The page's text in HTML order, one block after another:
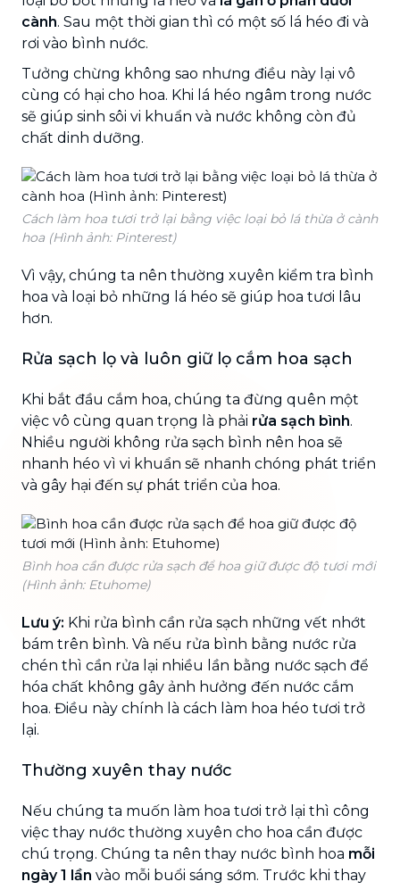
cành. Sau một thời gian thì có một số lá héo đi và
rơi vào bình nước.
Tưởng chừng không sao nhưng điều này lại vô
cùng có hại cho hoa. Khi lá héo ngâm trong nước
sẽ giúp sinh sôi vi khuẩn và nước không còn đủ
chất dinh dưỡng.
Cách làm hoa tươi trở lại bằng việc loại bỏ lá thừa ở cành
hoa (Hình ảnh: Pinterest)
Vì vậy, chúng ta nên thường xuyên kiểm tra bình
hoa và loại bỏ những lá héo sẽ giúp hoa tươi lâu
hơn.
Rửa sạch lọ và luôn giữ lọ cắm hoa sạch
Khi bắt đầu cắm hoa, chúng ta đừng quên một
việc vô cùng quan trọng là phải rửa sạch bình.
Nhiều người không rửa sạch bình nên hoa sẽ
nhanh héo vì vi khuẩn sẽ nhanh chóng phát triển
và gây hại đến sự phát triển của hoa.
Bình hoa cần được rửa sạch để hoa giữ được độ tươi mới
(Hình ảnh: Etuhome)
Lưu ý: Khi rửa bình cần rửa sạch những vết nhớt
bám trên bình. Và nếu rửa bình bằng nước rửa
chén thì cần rửa lại nhiều lần bằng nước sạch để
hóa chất không gây ảnh hưởng đến nước cắm
hoa. Điều này chính là cách làm hoa héo tươi trở
lại.
Thường xuyên thay nước
Nếu chúng ta muốn làm hoa tươi trở lại thì công
việc thay nước thường xuyên cho hoa cần được
chú trọng. Chúng ta nên thay nước bình hoa mỗi
ngày 1 lần vào mỗi buổi sáng sớm. Trước khi thay